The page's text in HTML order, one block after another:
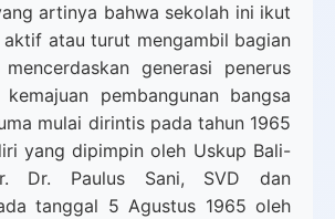
artinya bahwa sekolah ini ikut
atau turut mengambil bagian
generasi penerus
pembangunan bangsa
mulai dirintis pada tahun 1965
yang dipimpin oleh Uskup Bali-
Dr. Paulus Sani, SVD dan
tanggal 5 Agustus 1965 oleh